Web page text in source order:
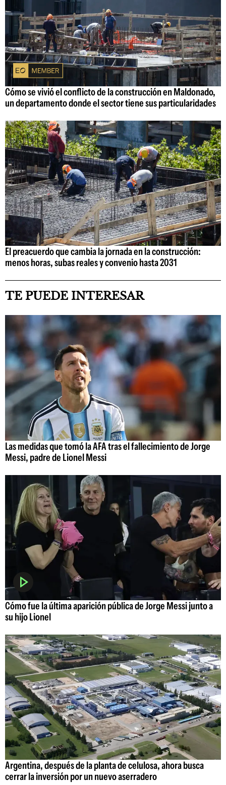
Cómo se vivió el conflicto de la construcción en Maldonado,
un departamento donde el sector tiene sus particularidades
El preacuerdo que cambia la jornada en la construcción:
menos horas, subas reales y convenio hasta 2031
TE PUEDE INTERESAR
Las medidas que tomó la AFA tras el fallecimiento de Jorge
Messi, padre de Lionel Messi
Cómo fue la última aparición pública de Jorge Messi junto a
su hijo Lionel
Argentina, después de la planta de celulosa, ahora busca
cerrar la inversión por un nuevo aserradero